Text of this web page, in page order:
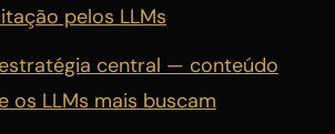
pelos LLMs
central — conteúdo
os LLMs mais buscam